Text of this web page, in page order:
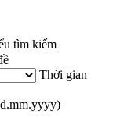
tìm kiếm
Thời gian